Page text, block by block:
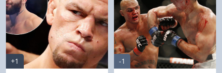
+1
-1
Кекусин-кан
Кикбоксинг и K-1
Бокс